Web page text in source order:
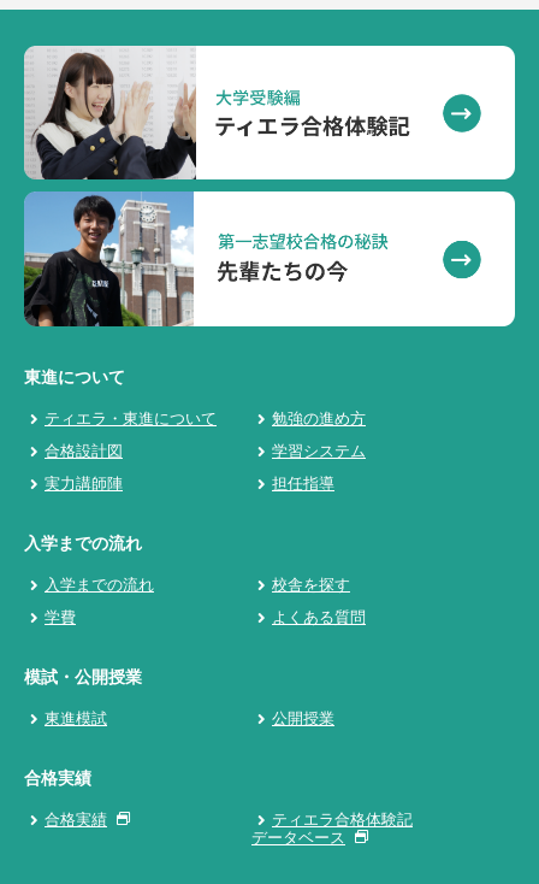
東進について
ティエラ・東進について
勉強の進め方
合格設計図
学習システム
実力講師陣
担任指導
入学までの流れ
入学までの流れ
校舎を探す
学費
よくある質問
模試・公開授業
東進模試 公開授業
合格実績
合格実績
ティエラ合格体験記
データベース